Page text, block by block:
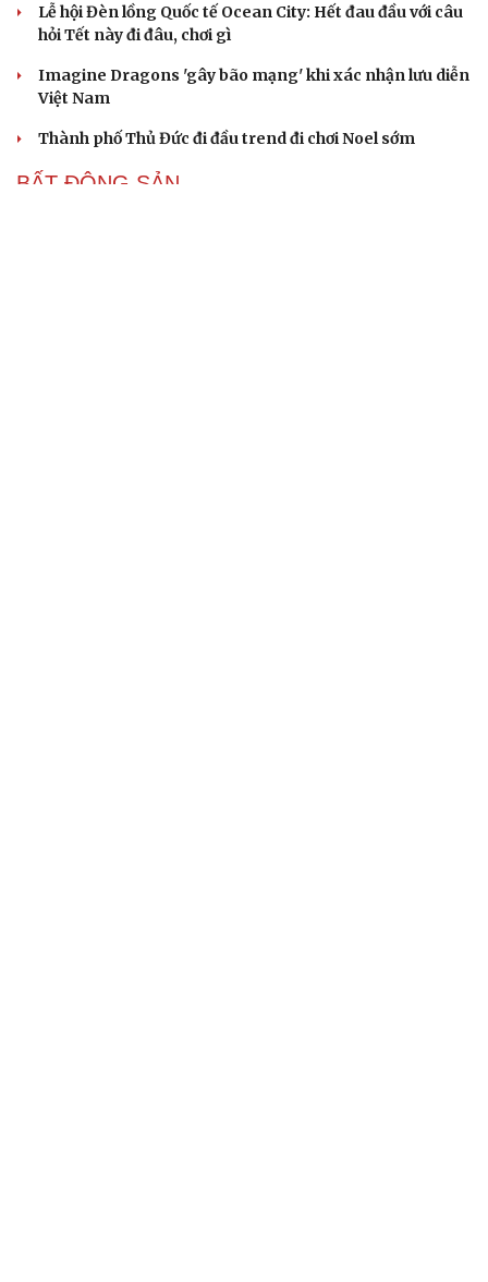
Lễ hội Đèn lồng Quốc tế Ocean City: Hết đau đầu với câu
hỏi Tết này đi đâu, chơi gì
Imagine Dragons 'gây bão mạng' khi xác nhận lưu diễn
Việt Nam
Thành phố Thủ Đức đi đầu trend đi chơi Noel sớm
BẤT ĐỘNG SẢN